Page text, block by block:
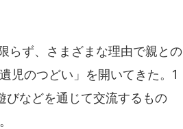
ず、さまざまな理由で親との
児のつどい」を開いてきた。1
びなどを通じて交流するもの